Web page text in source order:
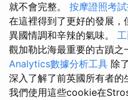
就不會完整。 按摩證照考
在這裡得到了更好的發展
異國情調和辛辣的氣味。
觀加勒比海最重要的古蹟之
Analytics數據分析工具 除
深入了解了前英國所有者的
我們使用這些cookie在